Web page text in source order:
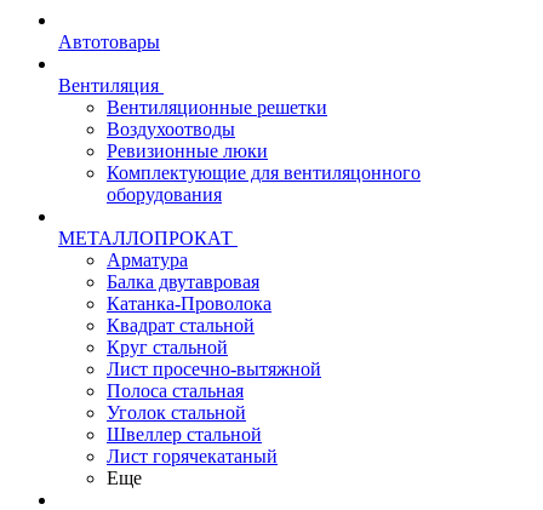
Автотовары
Вентиляция
Вентиляционные решетки
Воздухоотводы
Ревизионные люки
Комплектующие для вентиляцонного
оборудования
МЕТАЛЛОПРОКАТ
Арматура
Балка двутавровая
Катанка-Проволока
Квадрат стальной
Круг стальной
Лист просечно-вытяжной
Полоса стальная
Уголок стальной
Швеллер стальной
Лист горячекатаный
Еще